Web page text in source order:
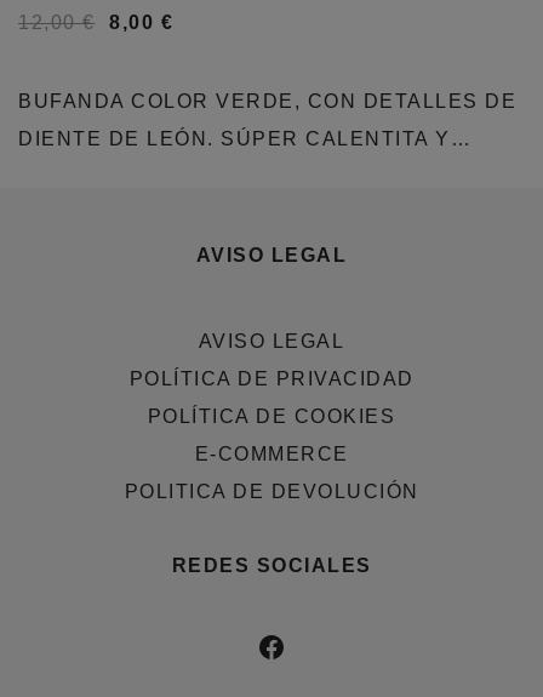
12,00€ 8,00 €
BUFANDA COLOR VERDE, CON DETALLES DE
DIENTE DE LEÓN. SÚPER CALENTITA Y…
AVISO LEGAL
AVISO LEGAL
POLÍTICA DE PRIVACIDAD
POLÍTICA DE COOKIES
E-COMMERCE
POLITICA DE DEVOLUCIÓN
REDES SOCIALES
FACEBOOK